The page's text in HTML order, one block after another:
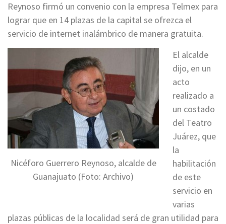
Reynoso firmó un convenio con la empresa Telmex para
lograr que en 14 plazas de la capital se ofrezca el
servicio de internet inalámbrico de manera gratuita.
Nicéforo Guerrero Reynoso, alcalde de
Guanajuato (Foto: Archivo)
El alcalde
dijo, en un
acto
realizado a
un costado
del Teatro
Juárez, que
la
habilitación
de este
servicio en
varias
plazas públicas de la localidad será de gran utilidad para